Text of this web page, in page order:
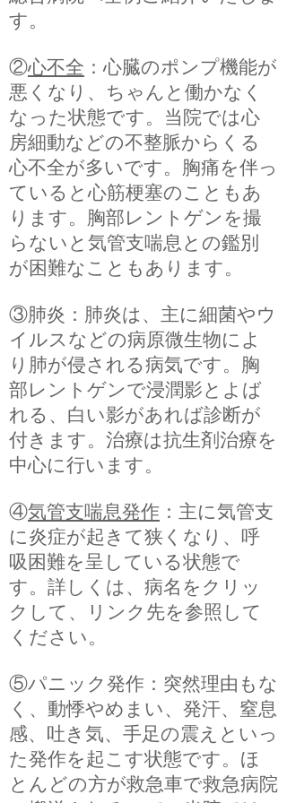
す。
②心不全 ：心臓のポンプ機能が
悪くなり、ちゃんと働かなく
なった状態です。当院では心
房細動などの不整脈からくる
心不全が多いです。胸痛を伴っ
ていると心筋梗塞のこともあ
ります。胸部レントゲンを撮
らないと気管支喘息との鑑別
が困難なこともあります。
③肺炎：肺炎は、主に細菌やウ
イルスなどの病原微生物によ
り肺が侵される病気です。胸
部レントゲンで浸潤影とよば
れる、白い影があれば診断が
付きます。治療は抗生剤治療を
中心に行います。
④気管支喘息発作 ：主に気管支
に炎症が起きて狭くなり、呼
吸困難を呈している状態で
す。詳しくは、病名をクリッ
クして、リンク先を参照して
ください。
⑤パニック発作：突然理由もな
く、動悸やめまい、発汗、窒息
感、吐き気、手足の震えといっ
た発作を起こす状態です。ほ
とんどの方が救急車で救急病院